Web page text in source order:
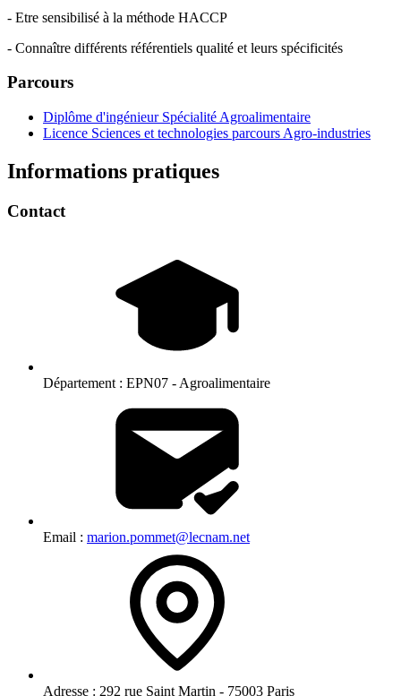
- Etre sensibilisé à la méthode HACCP
- Connaître différents référentiels qualité et leurs spécificités
Parcours
Diplôme d'ingénieur Spécialité Agroalimentaire
Licence Sciences et technologies parcours Agro-industries
Informations pratiques
Contact
Département : EPN07 - Agroalimentaire
Email : marion.pommet@lecnam.net
Adresse : 292 rue Saint Martin - 75003 Paris